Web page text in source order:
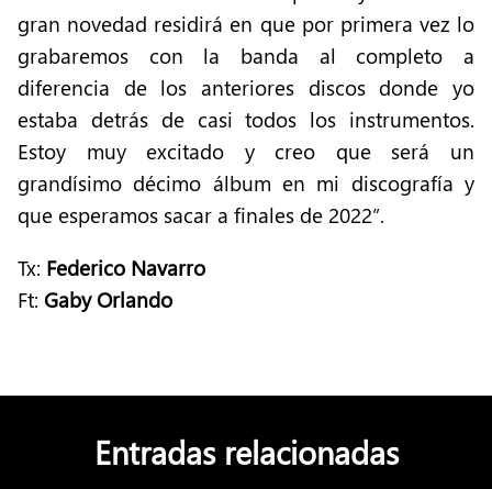
gran novedad residirá en que por primera vez lo
grabaremos con la banda al completo a
diferencia de los anteriores discos donde yo
estaba detrás de casi todos los instrumentos.
Estoy muy excitado y creo que será un
grandísimo décimo álbum en mi discografía y
que esperamos sacar a finales de 2022”.
Tx: Federico Navarro
Ft: Gaby Orlando
Entradas relacionadas